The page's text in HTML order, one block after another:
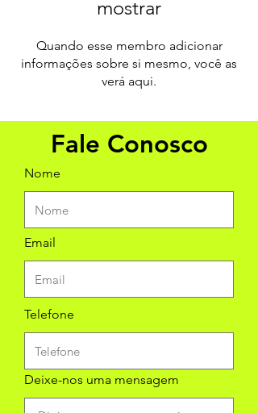
mostrar
Quando esse membro adicionar
informações sobre si mesmo, você as
verá aqui.
Fale Conosco
Nome
Email
Telefone
Deixe-nos uma mensagem